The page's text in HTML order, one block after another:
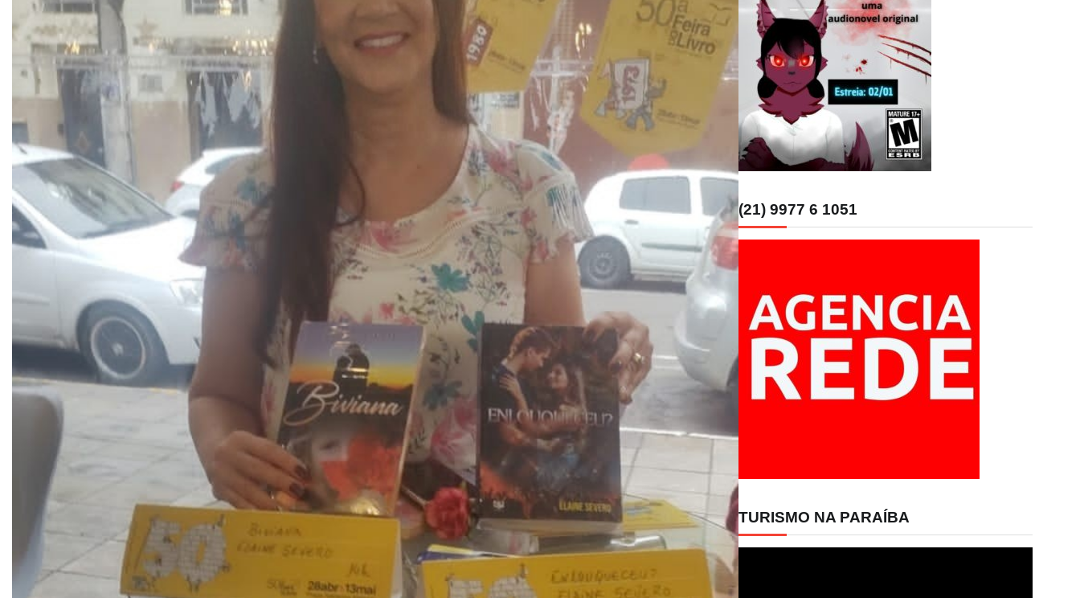
(21) 9977 6 1051
TURISMO NA PARAÍBA
Tocador